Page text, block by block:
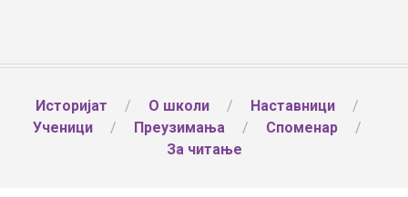
Историјат О школи
Наставници
Ученици
Преузимања
Споменар
За читање